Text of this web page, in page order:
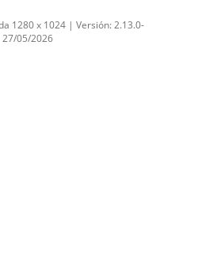
1280 x 1024 | Versión: 2.13.0-
27/05/2026